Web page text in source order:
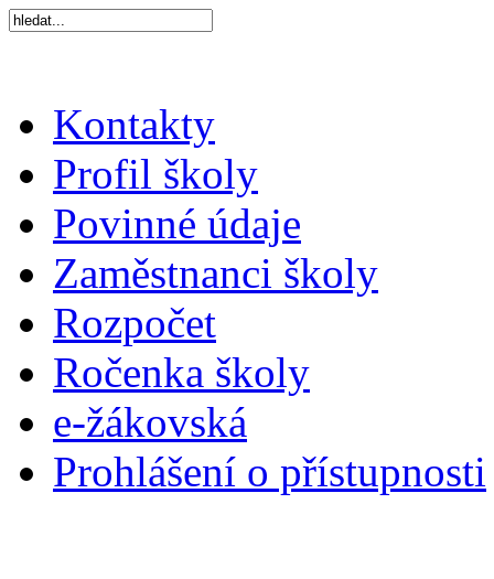
Kontakty
Profil školy
Povinné údaje
Zaměstnanci školy
Rozpočet
Ročenka školy
e-žákovská
Prohlášení o přístupnosti